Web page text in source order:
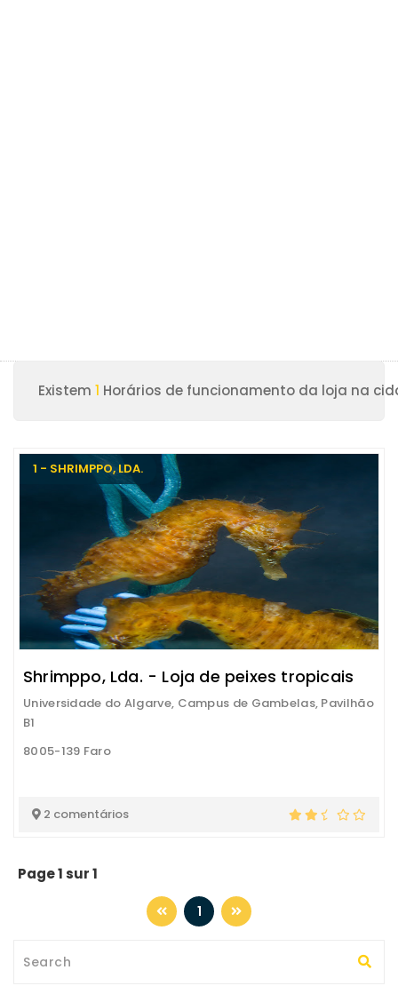
Existem 1 Horários de funcionamento da loja na
1 - SHRIMPPO, LDA.
Shrimppo, Lda. - Loja de peixes tropicais
Universidade do Algarve, Campus de Gambelas, Pavilhão
B1
8005-139 Faro
2 comentários
Page 1 sur 1
1